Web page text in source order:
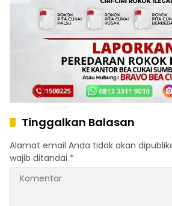
Tinggalkan Balasan
Alamat email Anda tidak akan
wajib ditandai *